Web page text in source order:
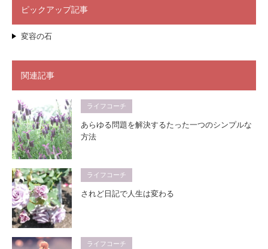
ピックアップ記事
変容の石
関連記事
ライフコーチ
あらゆる問題を解決するたった一つのシンプルな
方法
ライフコーチ
されど日記で人生は変わる
ライフコーチ